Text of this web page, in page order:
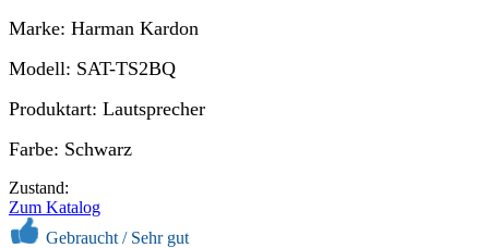
Marke: Harman Kardon
Modell: SAT-TS2BQ
Produktart: Lautsprecher
Farbe: Schwarz
Zustand:
Zum Katalog
Gebraucht / Sehr gut